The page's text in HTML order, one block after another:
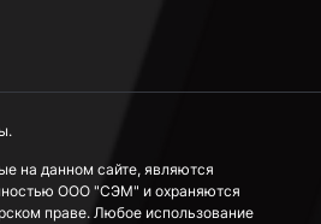
на данном сайте, являются
ООО "СЭМ" и охраняются
праве. Любое использование